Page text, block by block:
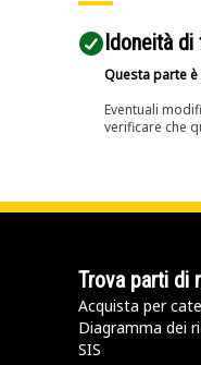
Idoneità di
Questa parte
Eventuali
verificare che
Trova parti di
Acquista per
Diagramma dei
SIS